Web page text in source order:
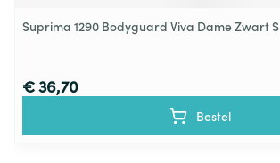
Suprima 1290 Bodyguard Viva Dame Zwart S
€ 36,70
Bestel